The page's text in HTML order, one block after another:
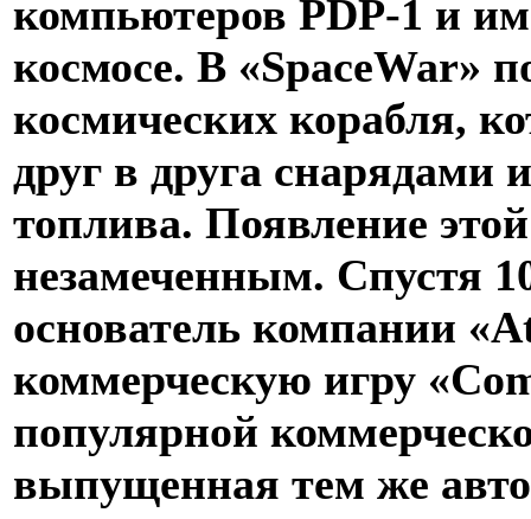
компьютеров PDP-1 и
космосе. В «SpaceWar»
космических корабля,
друг в друга снарядами
топлива. Появление
незамеченным. Спустя
основатель компании
коммерческую игру
популярной
выпущенная тем же